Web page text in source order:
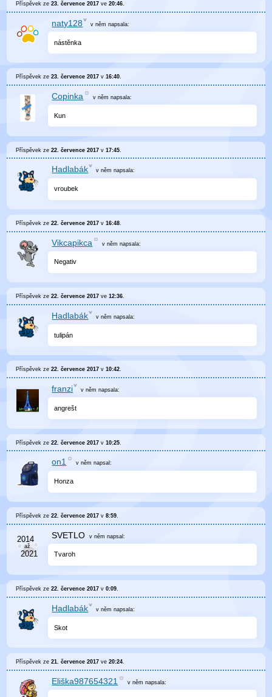
Příspěvek ze23. července 2017 ve20:46.
naty128 v něm napsala:
nástěnka
Příspěvek ze23. července 2017 v16:40.
Copinka v němnapsala:
Kun
Příspěvek ze22. července 2017 v17:45
Hadlabák v něm napsala:
vroubek
Příspěvek ze22. července 2017 v16:48
Vikcapikca v němnapsala:
Negativ
Příspěvek ze22. července 2017 ve12:36.
Hadlabák v něm napsala:
tulipán
Příspěvek ze22. července 2017 v10:42.
franzi v něm napsala:
angrešt
Příspěvek ze22. července 2017 v10:25
on1 v němnapsal:
Honza
Příspěvek ze22. července 2017 v8:59
SVETLO v něm napsal:
Tvaroh
Příspěvek ze22. července 2017 v0:09.
Hadlabák v něm napsala:
Skot
Příspěvek ze21. července 2017 ve20:24.
Eliška987654321 v němnapsala: